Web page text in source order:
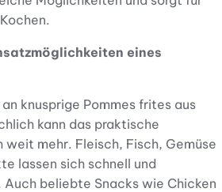
eines
knusprige Pommes frites aus
kann das praktische
weit mehr. Fleisch, Fisch, Gemüse
lassen sich schnell und
Auch beliebte Snacks wie Chicken